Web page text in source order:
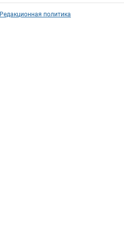
Редакционная политика